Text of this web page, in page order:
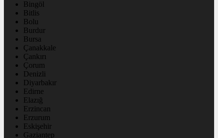
Bingöl
Bitlis
Bolu
Burdur
Bursa
Çanakkale
Çankırı
Çorum
Denizli
Diyarbakır
Edirne
Elazığ
Erzincan
Erzurum
Eskişehir
Gaziantep